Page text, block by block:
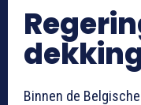
Binnen de